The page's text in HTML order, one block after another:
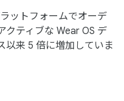
ットフォームでオーデ
クティブな Wear OS デ
以来 5 倍に増加していま